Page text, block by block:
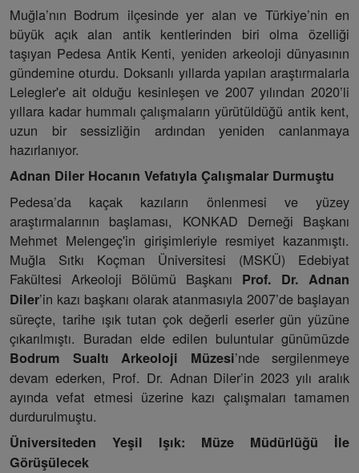
Muğla’nın Bodrum ilçesinde yer alan ve Türkiye’nin en
büyük açık alan antik kentlerinden biri olma özelliği
taşıyan Pedesa Antik Kenti, yeniden arkeoloji dünyasının
gündemine oturdu. Doksanlı yıllarda yapılan araştırmalarla
Lelegler'e ait olduğu kesinleşen ve 2007 yılından 2020’li
yıllara kadar hummalı çalışmaların yürütüldüğü antik kent,
uzun bir sessizliğin ardından yeniden canlanmaya
hazırlanıyor.
Adnan Diler Hocanın Vefatıyla Çalışmalar Durmuştu
Pedesa’da kaçak kazıların önlenmesi ve yüzey
araştırmalarının başlaması, KONKAD Derneği Başkanı
Mehmet Melengeç'in girişimleriyle resmiyet kazanmıştı.
Muğla Sıtkı Koçman Üniversitesi (MSKÜ) Edebiyat
Fakültesi Arkeoloji Bölümü Başkanı Prof. Dr. Adnan
Diler’in kazı başkanı olarak atanmasıyla 2007’de başlayan
süreçte, tarihe ışık tutan çok değerli eserler gün yüzüne
çıkarılmıştı. Buradan elde edilen buluntular günümüzde
Bodrum Sualtı Arkeoloji Müzesi’nde sergilenmeye
devam ederken, Prof. Dr. Adnan Diler’in 2023 yılı aralık
ayında vefat etmesi üzerine kazı çalışmaları tamamen
durdurulmuştu.
Üniversiteden Yeşil Işık: Müze Müdürlüğü İle
Görüşülecek